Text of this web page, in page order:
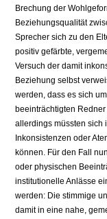
Brechung der
Beziehungsqualität
Sprecher sich zu den
positiv gefärbte,
Versuch der damit
Beziehung selbst
werden, dass es sich
beeinträchtigten
allerdings müssten sich
Inkonsistenzen oder
können. Für den Fall
oder physischen
institutionelle Anlässe
werden: Die stimmige
damit in eine nahe,